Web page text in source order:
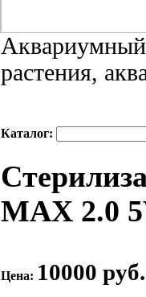
растения,
Каталог:
MAX 2.0
Цена: 10000 руб.